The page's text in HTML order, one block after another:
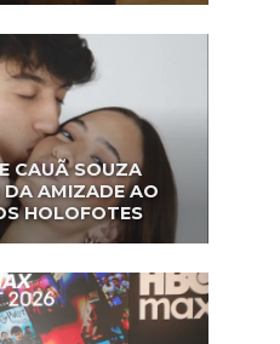
CAUÃ SOUZA
AMIZADE AO
HOLOFOTES